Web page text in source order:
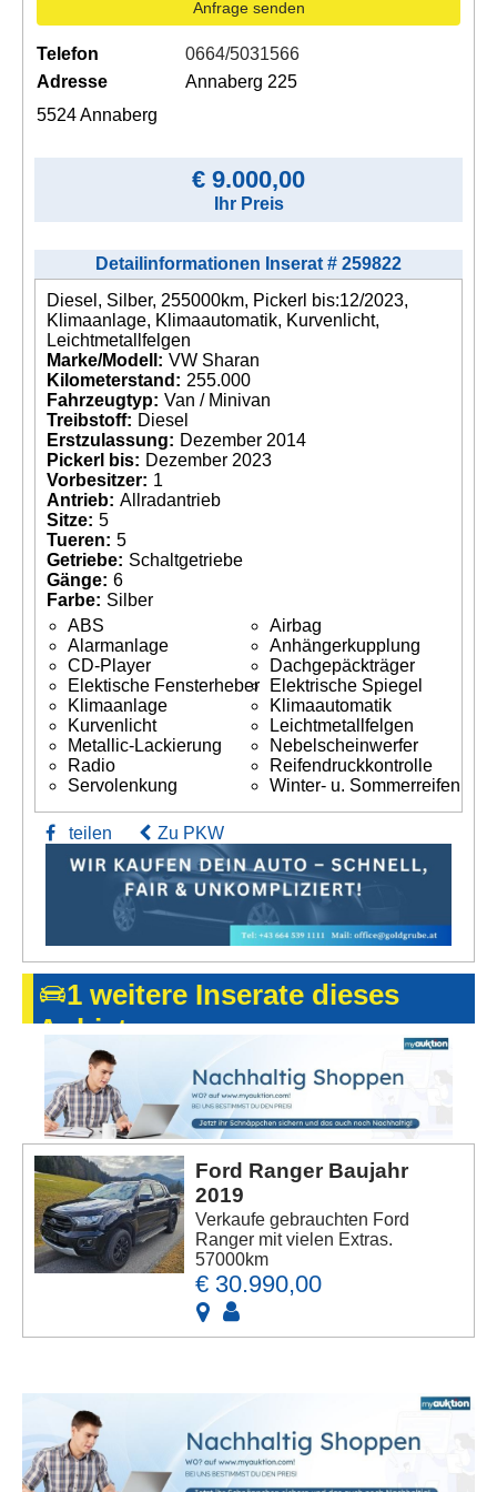
Anfrage senden
Telefon
0664/5031566
Adresse
Annaberg 225
5524 Annaberg
€ 9.000,00
Ihr Preis
Detailinformationen Inserat # 259822
Diesel, Silber, 255000km, Pickerl bis:12/2023,
Klimaanlage, Klimaautomatik, Kurvenlicht,
Leichtmetallfelgen
Marke/Modell: VW Sharan
Kilometerstand: 255.000
Fahrzeugtyp: Van / Minivan
Treibstoff: Diesel
Erstzulassung: Dezember 2014
Pickerl bis: Dezember 2023
Vorbesitzer: 1
Antrieb: Allradantrieb
Sitze: 5
Tueren: 5
Getriebe: Schaltgetriebe
Gänge: 6
Farbe: Silber
ABS
Airbag
Alarmanlage
Anhängerkupplung
CD-Player
Dachgepäckträger
Elektische Fensterheber
Elektrische Spiegel
Klimaanlage
Klimaautomatik
Kurvenlicht
Leichtmetallfelgen
Metallic-Lackierung
Nebelscheinwerfer
Radio
Reifendruckkontrolle
Servolenkung
Winter- u. Sommerreifen
teilen Zu PKW
1 weitere Inserate dieses
Anbieters
Ford Ranger Baujahr
2019
Verkaufe gebrauchten Ford
Ranger mit vielen Extras.
57000km
€ 30.990,00